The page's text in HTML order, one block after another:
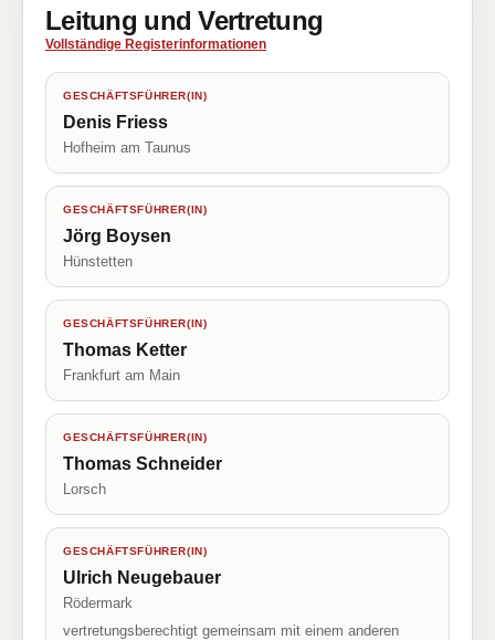
Leitung und Vertretung
Vollständige Registerinformationen
GESCHÄFTSFÜHRER(IN)
Denis Friess
Hofheim am Taunus
GESCHÄFTSFÜHRER(IN)
Jörg Boysen
Hünstetten
GESCHÄFTSFÜHRER(IN)
Thomas Ketter
Frankfurt am Main
GESCHÄFTSFÜHRER(IN)
Thomas Schneider
Lorsch
GESCHÄFTSFÜHRER(IN)
Ulrich Neugebauer
Rödermark
vertretungsberechtigt gemeinsam mit einem anderen